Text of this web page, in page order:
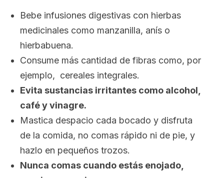
Bebe infusiones digestivas con hierbas
medicinales como manzanilla, anís o
hierbabuena.
Consume más cantidad de fibras como, por
ejemplo, cereales integrales.
Evita sustancias irritantes como alcohol,
café y vinagre.
Mastica despacio cada bocado y disfruta
de la comida, no comas rápido ni de pie, y
hazlo en pequeños trozos.
Nunca comas cuando estás enojado,